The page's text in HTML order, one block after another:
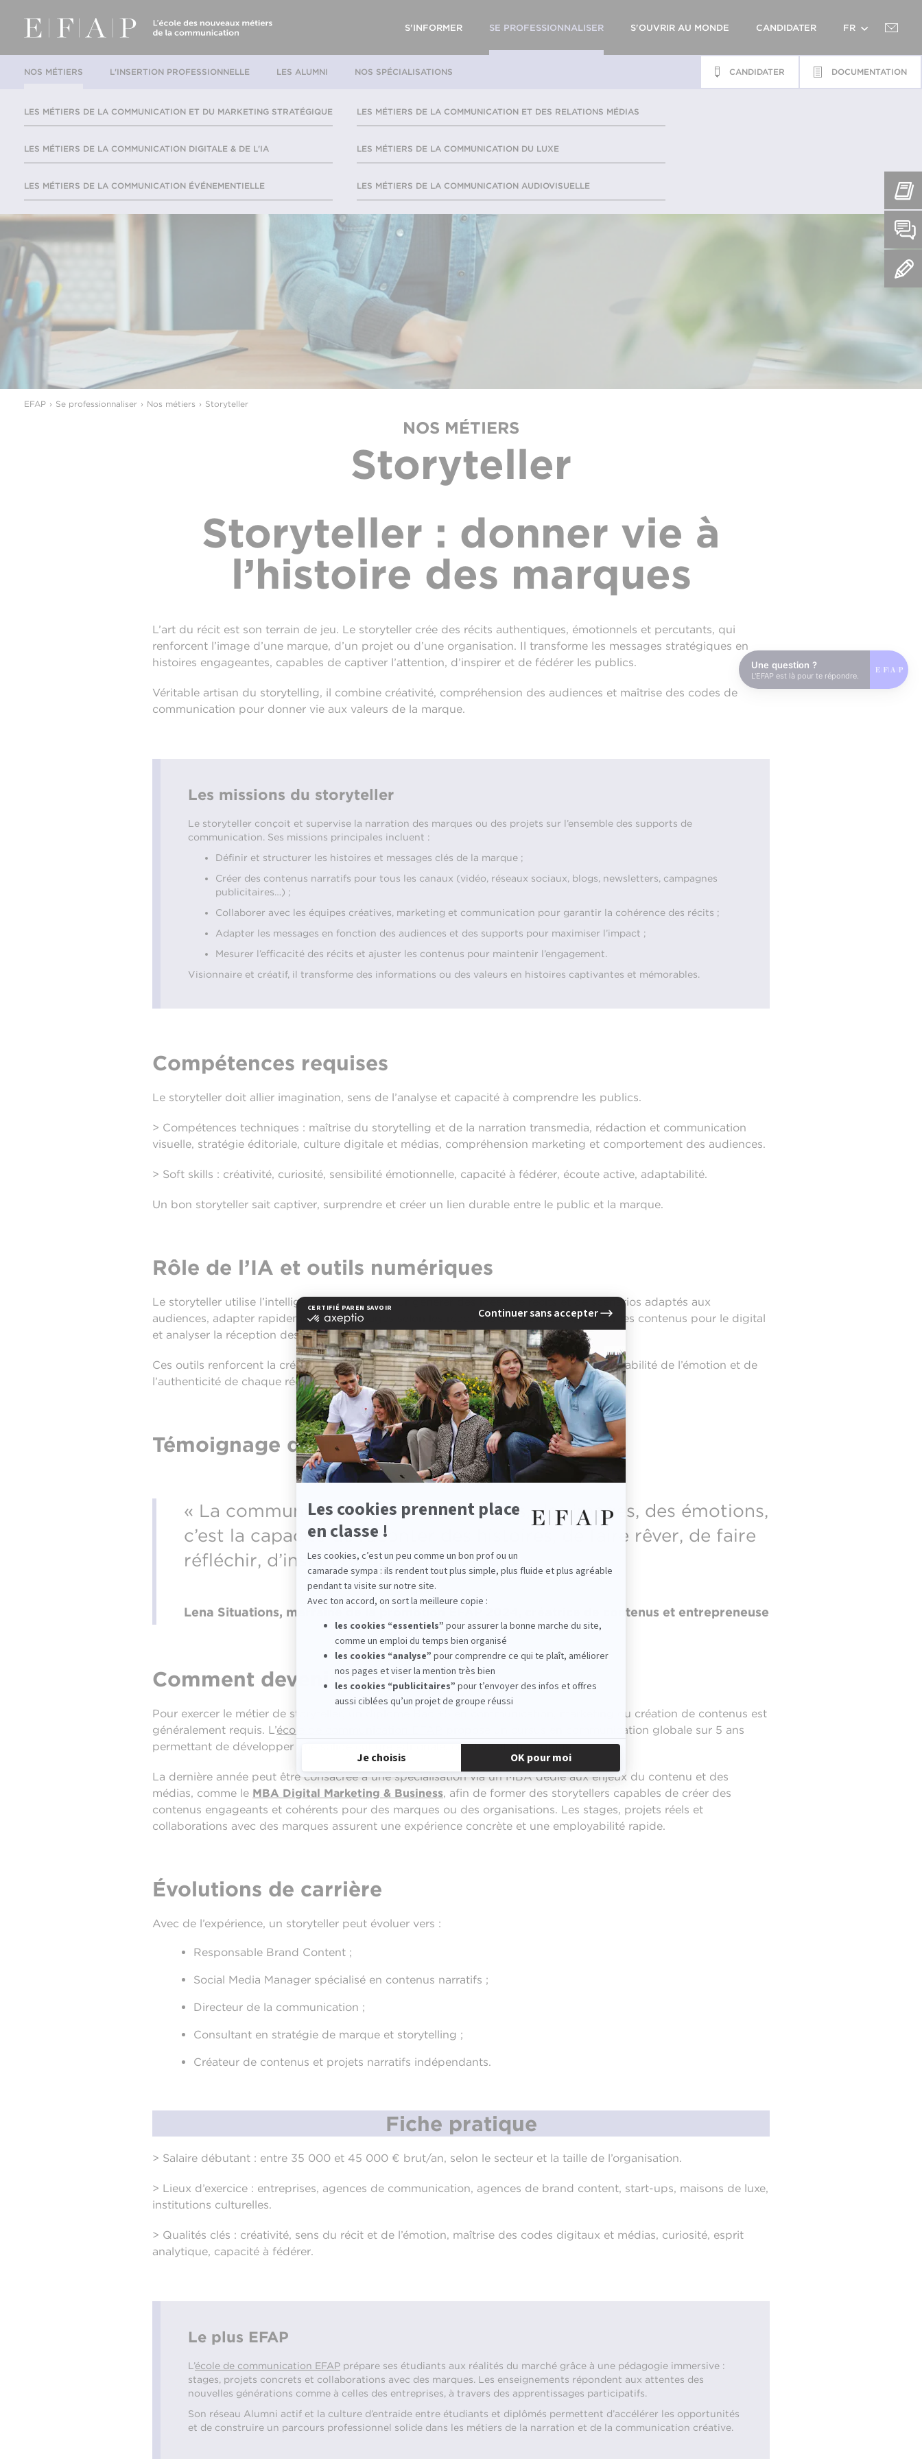
S'INFORMER SE PROFESSIONNALISER S'OUVRIR AU MONDE CANDIDATER FR
NOS MÉTIERS L'INSERTION PROFESSIONNELLE LES ALUMNI NOS SPÉCIALISATIONS DOCUMENTATION
CANDIDATER
LES MÉTIERS DE LA COMMUNICATION ET DU MARKETING STRATÉGIQUE
LES MÉTIERS DE LA COMMUNICATION DIGITALE & DE L'IA
LES MÉTIERS DE LA COMMUNICATION ÉVÉNEMENTIELLE
LES MÉTIERS DE LA COMMUNICATION ET DES RELATIONS MÉDIAS
LES MÉTIERS DE LA COMMUNICATION DU LUXE
LES MÉTIERS DE LA COMMUNICATION AUDIOVISUELLE
EFAP Se professionnaliser Nos métiers Storyteller
NOS MÉTIERS
Storyteller
Storyteller : donner vie à
l’histoire des marques
L’art du récit est son terrain de jeu. Le storyteller crée des récits authentiques, émotionnels et percutants, qui
renforcent l’image d’une marque, d’un projet ou d’une organisation. Il transforme les messages stratégiques en
histoires engageantes, capables de captiver l’attention, d’inspirer et de fédérer les publics.
Véritable artisan du storytelling, il combine créativité, compréhension des audiences et maîtrise des codes de
communication pour donner vie aux valeurs de la marque.
Les missions du storyteller
Le storyteller conçoit et supervise la narration des marques ou des projets sur l’ensemble des supports de
communication. Ses missions principales incluent :
Définir et structurer les histoires et messages clés de la marque ;
Créer des contenus narratifs pour tous les canaux (vidéo, réseaux sociaux, blogs, newsletters, campagnes
publicitaires…) ;
Collaborer avec les équipes créatives, marketing et communication pour garantir la cohérence des récits ;
Adapter les messages en fonction des audiences et des supports pour maximiser l’impact ;
Mesurer l’efficacité des récits et ajuster les contenus pour maintenir l’engagement.
Visionnaire et créatif, il transforme des informations ou des valeurs en histoires captivantes et mémorables.
Compétences requises
Le storyteller doit allier imagination, sens de l’analyse et capacité à comprendre les publics.
> Compétences techniques : maîtrise du storytelling et de la narration transmedia, rédaction et communication
visuelle, stratégie éditoriale, culture digitale et médias, compréhension marketing et comportement des audiences.
> Soft skills : créativité, curiosité, sensibilité émotionnelle, capacité à fédérer, écoute active, adaptabilité.
Un bon storyteller sait captiver, surprendre et créer un lien durable entre le public et la marque.
Rôle de l’IA et outils numériques
Le storyteller utilise l’intelligence artificielle pour générer des idées de récits et de scénarios adaptés aux
audiences, adapter rapidement les messages selon les réactions des publics, optimiser les contenus pour le digital
et analyser la réception des histoires.
Ces outils renforcent la créativité et la précision, tout en laissant au storyteller la responsabilité de l’émotion et de
l’authenticité de chaque récit.
Témoignage d’une diplômée EFAP
« La communication, ce sont des mots, des images, des émotions,
c’est la capacité de raconter des histoires, de faire rêver, de faire
réfléchir, d’inspirer... ! »
Lena Situations, marraine de la promotion EFAP 2024, créatrice de contenus et entrepreneuse
Comment devenir storyteller
Pour exercer le métier de storyteller, un diplôme Bac +5 en communication, marketing ou création de contenus est
généralement requis. L’école de communication EFAP
propose un cursus en communication globale sur 5 ans
permettant de développer une solide culture éditoriale, créative et stratégique.
La dernière année peut être consacrée à une spécialisation via un MBA dédié aux enjeux du contenu et des
médias, comme le MBA Digital Marketing & Business, afin de former des storytellers capables de créer des
contenus engageants et cohérents pour des marques ou des organisations. Les stages, projets réels et
collaborations avec des marques assurent une expérience concrète et une employabilité rapide.
Évolutions de carrière
Avec de l’expérience, un storyteller peut évoluer vers :
Responsable Brand Content ;
Social Media Manager spécialisé en contenus narratifs ;
Directeur de la communication ;
Consultant en stratégie de marque et storytelling ;
Créateur de contenus et projets narratifs indépendants.
Fiche pratique
> Salaire débutant : entre 35 000 et 45 000 € brut/an, selon le secteur et la taille de l’organisation.
> Lieux d’exercice : entreprises, agences de communication, agences de brand content, start-ups, maisons de luxe,
institutions culturelles.
> Qualités clés : créativité, sens du récit et de l’émotion, maîtrise des codes digitaux et médias, curiosité, esprit
analytique, capacité à fédérer.
Le plus EFAP
L’école de communication EFAP prépare ses étudiants aux réalités du marché grâce à une pédagogie immersive :
stages, projets concrets et collaborations avec des marques. Les enseignements répondent aux attentes des
nouvelles générations comme à celles des entreprises, à travers des apprentissages participatifs.
Son réseau Alumni actif et la culture d’entraide entre étudiants et diplômés permettent d’accélérer les opportunités
et de construire un parcours professionnel solide dans les métiers de la narration et de la communication créative.
Une question ?
L'EFAP est là pour te répondre.